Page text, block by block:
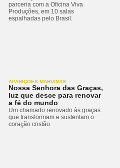
parceria com a Oficina Viva
Produções, em 10 salas
espalhadas pelo Brasil.
APARIÇÕES MARIANAS
Nossa Senhora das Graças,
luz que desce para renovar
a fé do mundo
Um chamado renovado às graças
que transformam e sustentam o
coração cristão.